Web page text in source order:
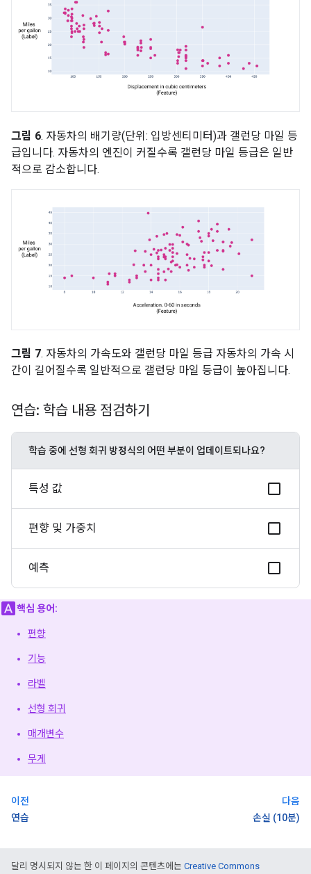
그림 6. 자동차의 배기량(단위: 입방센티미터)과 갤런당 마일 등
급입니다. 자동차의 엔진이 커질수록 갤런당 마일 등급은 일반
적으로 감소합니다.
그림 7. 자동차의 가속도와 갤런당 마일 등급 자동차의 가속 시
간이 길어질수록 일반적으로 갤런당 마일 등급이 높아집니다.
연습: 학습 내용 점검하기
학습 중에 선형 회귀 방정식의 어떤 부분이 업데이트되나요?
특성 값
편향 및 가중치
예측
핵심 용어:
편향
기능
라벨
선형 회귀
매개변수
무게
이전
연습
다음
손실 (10분)
달리 명시되지 않는 한 이 페이지의 콘텐츠에는 Creative Commons